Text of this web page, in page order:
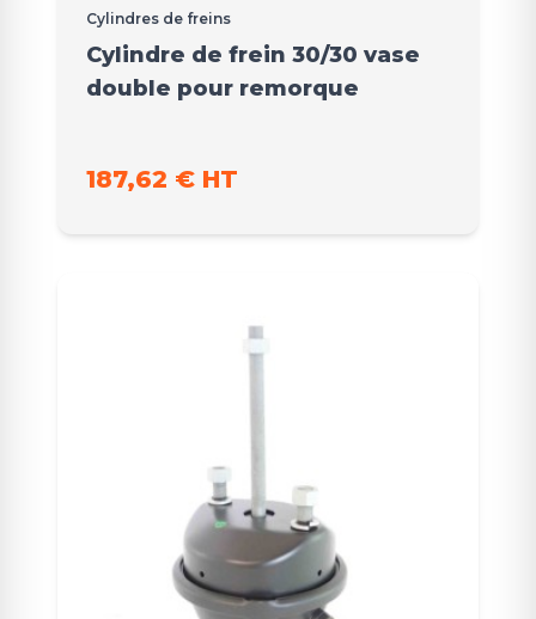
Cylindres de freins
Cylindre de frein 30/30 vase
double pour remorque
187,62 € HT